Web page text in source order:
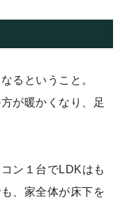
るということ。
が暖かくなり、足
ン１台でLDKはも
、家全体が床下を